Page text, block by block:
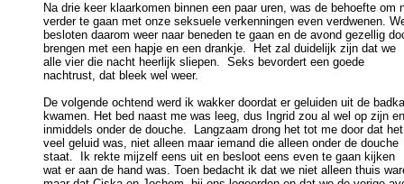
Na drie keer klaarkomen binnen een paar uren, was de behoefte om
verder te gaan met onze seksuele verkenningen even verdwenen.
besloten daarom weer naar beneden te gaan en de avond gezellig
brengen met een hapje en een drankje.  Het zal duidelijk zijn dat we
alle vier die nacht heerlijk sliepen.  Seks bevordert een goede
nachtrust, dat bleek wel weer.
De volgende ochtend werd ik wakker doordat er geluiden uit de
kwamen. Het bed naast me was leeg, dus Ingrid zou al wel op zijn
inmiddels onder de douche.  Langzaam drong het tot me door dat
veel geluid was, niet alleen maar iemand die alleen onder de douche
staat.  Ik rekte mijzelf eens uit en besloot eens even te gaan kijken
wat er aan de hand was. Toen bedacht ik dat we niet alleen thuis